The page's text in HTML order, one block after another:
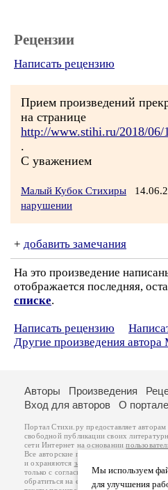
Рецензии
Написать рецензию
Прием произведений
на странице
http://www.stihi.ru/2018/06/
.
С уважением
Малый Кубок Стихиры
нарушении
+ добавить замечания
На это произведение
отображается последняя,
списке.
Написать рецензию
Другие произведения
Мы используем
для улучшения
Авторы Произведения
Вход для авторов
О портале
Портал Стихи.ру предоставляет
свободной публикации своих
сети Интернет на основании
Все авторские права на произведения
и охраняются законом
. Перепечатка
только с согласия его автора, к
обратиться на его авторской странице.